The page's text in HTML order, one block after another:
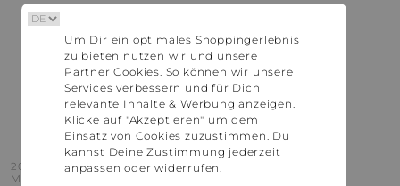
Österreich
Schweiz
France
United States
2016 - 2026 © Stylaholic.
Made for you with love in munich.
Um Dir ein optimales Shoppingerlebnis
zu bieten nutzen wir und unsere
Partner Cookies. So können wir unsere
Services verbessern und für Dich
relevante Inhalte & Werbung anzeigen.
Klicke auf "Akzeptieren" um dem
Einsatz von Cookies zuzustimmen. Du
kannst Deine Zustimmung jederzeit
anpassen oder widerrufen.